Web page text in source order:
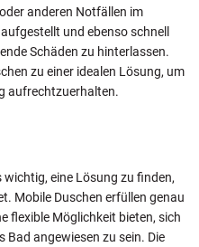
anderen Notfällen im
und ebenso schnell
Schäden zu hinterlassen.
zu einer idealen Lösung, um
aufrechtzuerhalten.
eine Lösung zu finden,
Mobile Duschen erfüllen genau
flexible Möglichkeit bieten, sich
Bad angewiesen zu sein. Die